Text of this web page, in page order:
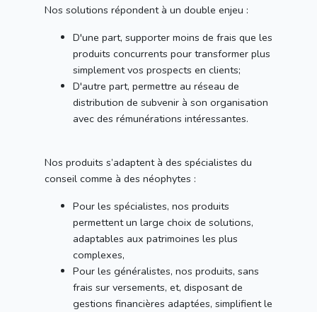
Nos solutions répondent à un double enjeu :
D'une part, supporter moins de frais que les
produits concurrents pour transformer plus
simplement vos prospects en clients;
D'autre part, permettre au réseau de
distribution de subvenir à son organisation
avec des rémunérations intéressantes.
Nos produits s’adaptent à des spécialistes du
conseil comme à des néophytes :
Pour les spécialistes, nos produits
permettent un large choix de solutions,
adaptables aux patrimoines les plus
complexes,
Pour les généralistes, nos produits, sans
frais sur versements, et, disposant de
gestions financières adaptées, simplifient le